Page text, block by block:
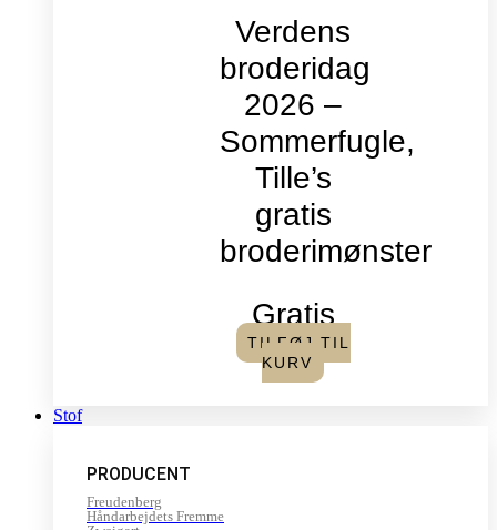
Verdens
broderidag
2026 –
Sommerfugle,
Tille’s
gratis
broderimønster
Gratis
TILFØJ TIL
KURV
Stof
PRODUCENT
Freudenberg
Håndarbejdets Fremme